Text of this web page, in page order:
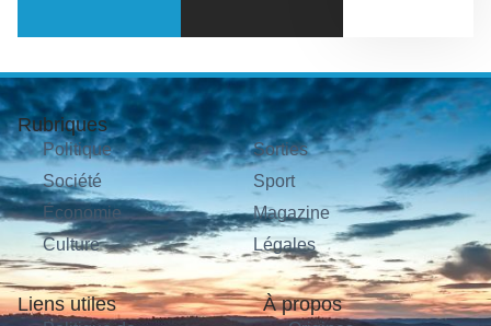
Rubriques
Politique
Société
Économie
Culture
Sorties
Sport
Magazine
Légales
Liens utiles À propos